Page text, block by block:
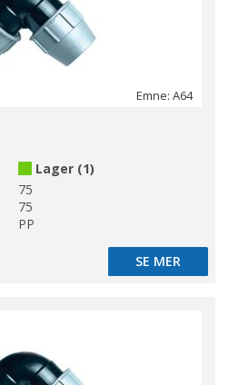
Emne: A64
Lager (1)
75
75
PP
SE MER
SE MER